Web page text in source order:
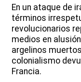
En un ataque de
términos
revolucionarios
medios en
argelinos
colonialismo
Francia.